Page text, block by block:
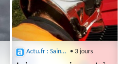
Clermont ?
Actu.fr : Saint-Etienne • 3 jours